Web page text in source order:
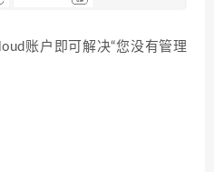
账户即可解决“您没有管理